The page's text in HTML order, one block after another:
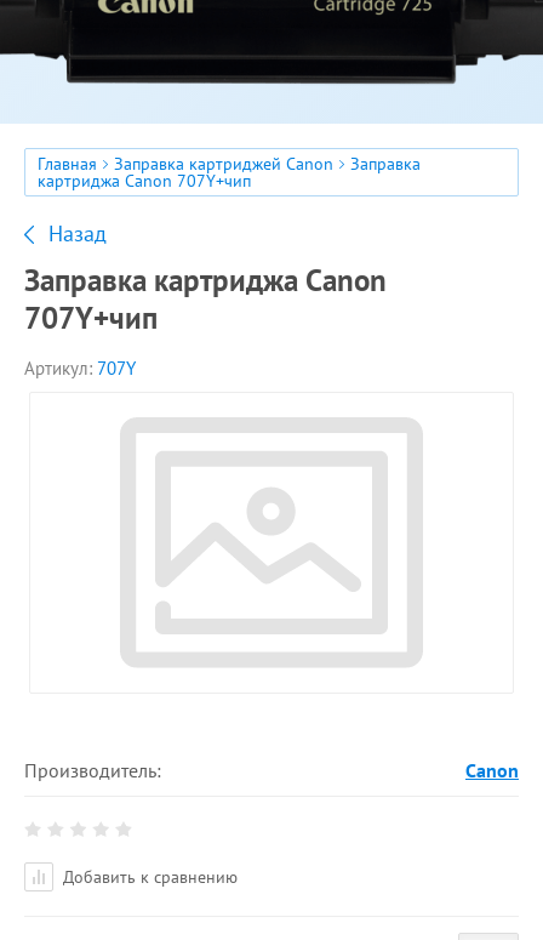
Главная Заправка картриджей Canon Заправка
картриджа Canon 707Y+чип
Назад
Заправка картриджа Canon
707Y+чип
Артикул: 707Y
Производитель: Canon
Добавить к сравнению